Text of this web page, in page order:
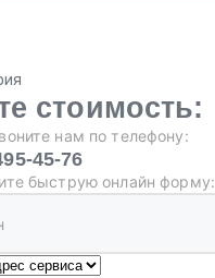
стоимость:
нам по телефону:
45-76
быструю онлайн форму: